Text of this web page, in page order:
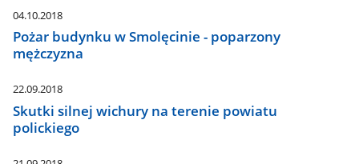
04.10.2018
Pożar budynku w Smolęcinie - poparzony
mężczyzna
22.09.2018
Skutki silnej wichury na terenie powiatu
polickiego